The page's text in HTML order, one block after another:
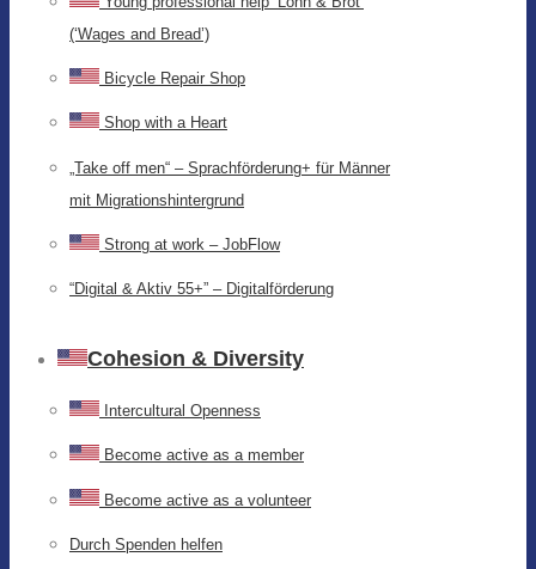
(‘Wages and Bread’)
Bicycle Repair Shop
Shop with a Heart
„Take off men“ – Sprachförderung+ für Männer
mit Migrationshintergrund
Strong at work – JobFlow
“Digital & Aktiv 55+” – Digitalförderung
Cohesion & Diversity
Intercultural Openness
Become active as a member
Become active as a volunteer
Durch Spenden helfen